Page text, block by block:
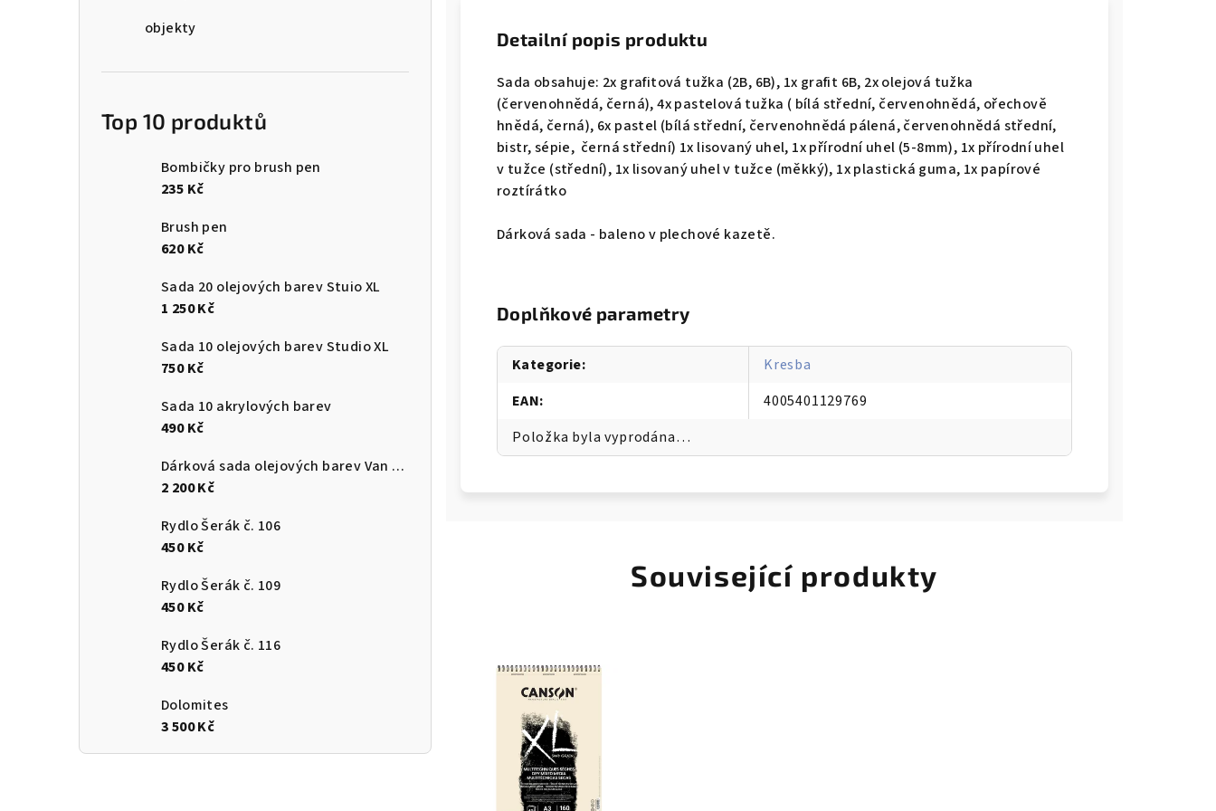
objekty
Top 10 produktů
Bombičky pro brush pen
235 Kč
Brush pen
620 Kč
Sada 20 olejových barev Stuio XL
1 250 Kč
Sada 10 olejových barev Studio XL
750 Kč
Sada 10 akrylových barev
490 Kč
Dárková sada olejových barev Van Gogh
2 200 Kč
Rydlo Šerák č. 106
450 Kč
Rydlo Šerák č. 109
450 Kč
Rydlo Šerák č. 116
450 Kč
Dolomites
3 500 Kč
Detailní popis produktu
Sada obsahuje: 2x grafitová tužka (2B, 6B), 1x grafit 6B, 2x olejová tužka
(červenohnědá, černá), 4x pastelová tužka ( bílá střední, červenohnědá, ořechově
hnědá, černá), 6x pastel (bílá střední, červenohnědá pálená, červenohnědá střední,
bistr, sépie, černá střední) 1x lisovaný uhel, 1x přírodní uhel (5-8mm), 1x přírodní uhel
v tužce (střední), 1x lisovaný uhel v tužce (měkký), 1x plastická guma, 1x papírové
roztírátko
Dárková sada - baleno v plechové kazetě.
Doplňkové parametry
Kategorie:
Kresba
EAN:
4005401129769
Položka byla vyprodána…
Související produkty